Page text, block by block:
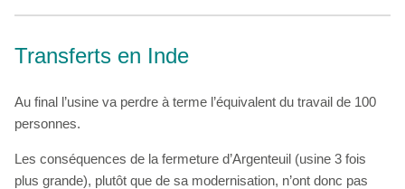
Transferts en Inde
Au final l’usine va perdre à terme l’équivalent du travail de 100
personnes.
Les conséquences de la fermeture d’Argenteuil (usine 3 fois
plus grande), plutôt que de sa modernisation, n’ont donc pas